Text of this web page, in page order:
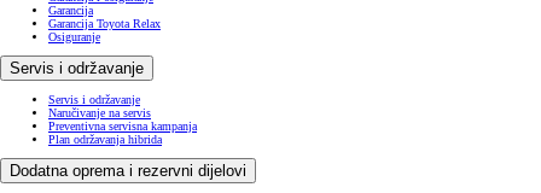
Garancija
Garancija Toyota Relax
Osiguranje
Servis i održavanje
Servis i održavanje
Naručivanje na servis
Preventivna servisna kampanja
Plan održavanja hibrida
Dodatna oprema i rezervni dijelovi